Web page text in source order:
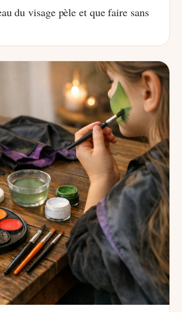
du visage pèle et que faire sans